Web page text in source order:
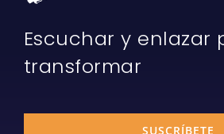
Escuchar y enlazar
transformar
SUSCRÍBETE